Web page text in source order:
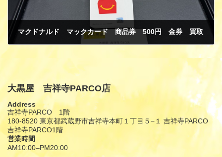
マクドナルド マックカード 商品券 500円 金券 買取
大黒屋 吉祥寺PARCO店
Address
吉祥寺PARCO 1階
180-8520 東京都武蔵野市吉祥寺本町１丁目５−１ 吉祥寺PARCO
吉祥寺PARCO1階
営業時間
AM10:00–PM20:00